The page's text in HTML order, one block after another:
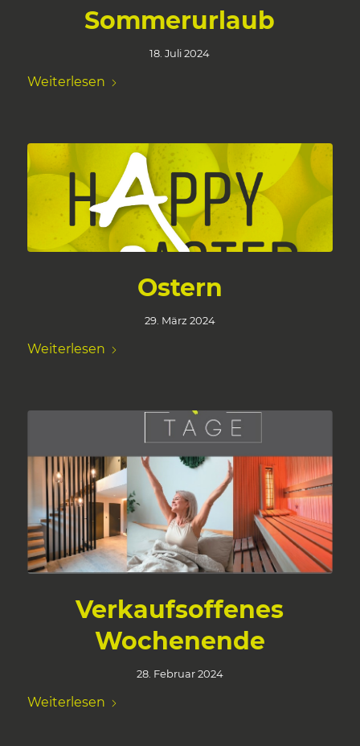
Sommerurlaub
18. Juli 2024
Weiterlesen
Ostern
29. März 2024
Weiterlesen
Verkaufsoffenes
Wochenende
28. Februar 2024
Weiterlesen